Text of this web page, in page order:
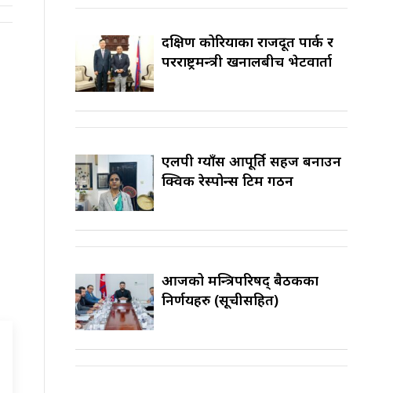
दक्षिण कोरियाका राजदूत पार्क र
परराष्ट्रमन्त्री खनालबीच भेटवार्ता
एलपी ग्याँस आपूर्ति सहज बनाउन
क्विक रेस्पोन्स टिम गठन
आजको मन्त्रिपरिषद् बैठकका
निर्णयहरु (सूचीसहित)